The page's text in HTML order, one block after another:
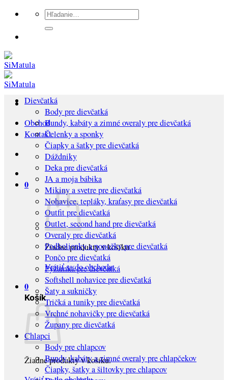
Preskočiť
obsah
Hľadať:
Obchod
Kontakt
0
Žiadne produkty v košíku.
Vrátiť sa do obchodu
0
Košík
Žiadne produkty v košíku.
Dievčatká
Body pre dievčatká
Bundy, kabáty a zimné overaly pre dievčatká
Čelenky a sponky
Čiapky a šatky pre dievčatká
Dáždniky
Deka pre dievčatká
JA a moja bábika
Mikiny a svetre pre dievčatká
Nohavice, tepláky, kraťasy pre dievčatká
Outfit pre dievčatká
Outlet, second hand pre dievčatká
Overaly pre dievčatká
Podkolienky a ponožky pre dievčatká
Pončo pre dievčatká
Pyžamká pre dievčatká
Softshell nohavice pre dievčatká
Šaty a sukničky
Tričká a tuniky pre dievčatká
Vrchné nohavičky pre dievčatká
Župany pre dievčatká
Chlapci
Body pre chlapcov
Bundy, kabáty a zimné overaly pre chlapčekov
Čiapky, šatky a šiltovky pre chlapcov